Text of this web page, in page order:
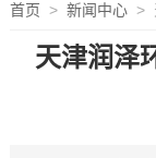
首页 > 新闻中心>
天津润泽